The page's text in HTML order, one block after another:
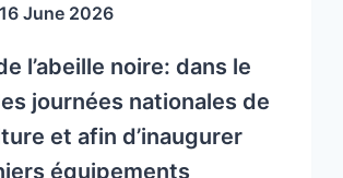
16 June 2026
l’abeille noire: dans le
journées nationales de
et afin d’inaugurer
équipements